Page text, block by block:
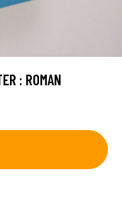
: ROMAN